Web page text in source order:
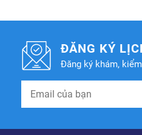
ĐĂNG KÝ
Đăng ký khám,